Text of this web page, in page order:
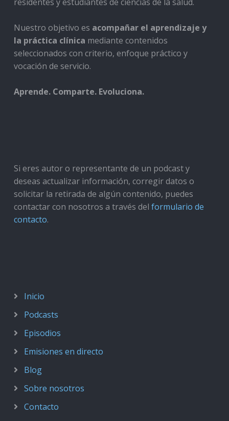
residentes y estudiantes de ciencias de la salud.
Nuestro objetivo es acompañar el aprendizaje y
la práctica clínica mediante contenidos
seleccionados con criterio, enfoque práctico y
vocación de servicio.
Aprende. Comparte. Evoluciona.
Si eres autor o representante de un podcast y
deseas actualizar información, corregir datos o
solicitar la retirada de algún contenido, puedes
contactar con nosotros a través del formulario de
contacto.
Inicio
Podcasts
Episodios
Emisiones en directo
Blog
Sobre nosotros
Contacto